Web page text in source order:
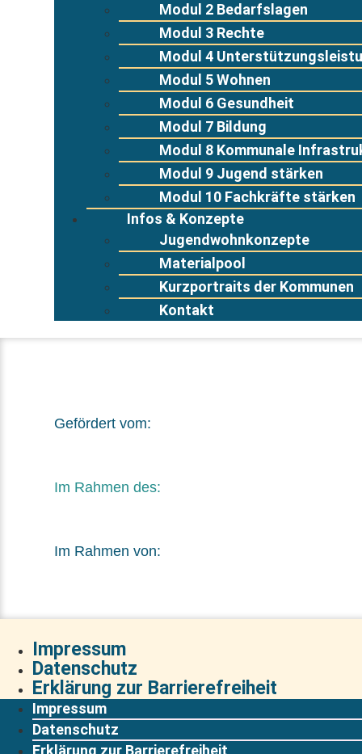
Modul 2 Bedarfslagen
Modul 3 Rechte
Modul 4
Modul 5 Wohnen
Modul 6 Gesundheit
Modul 7 Bildung
Modul 8 Kommunale
Modul 9 Jugend stärken
Modul 10 Fachkräfte stärken
Infos & Konzepte
Jugendwohnkonzepte
Materialpool
Kurzportraits der Kommunen
Kontakt
Gefördert vom:
Im Rahmen des:
Im Rahmen von:
Impressum
Datenschutz
Erklärung zur Barrierefreiheit
Impressum
Datenschutz
Erklärung zur Barrierefreiheit